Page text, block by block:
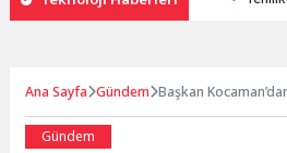
Ana Sayfa Gündem Başkan
Gündem